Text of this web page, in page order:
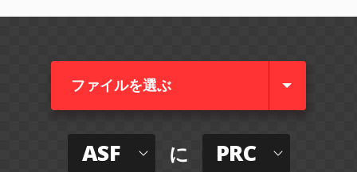
ファイルを選ぶ
ASF に PRC